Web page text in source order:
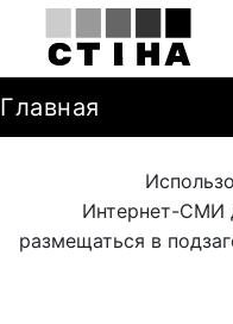
Главная
Интернет-СМИ
размещаться в